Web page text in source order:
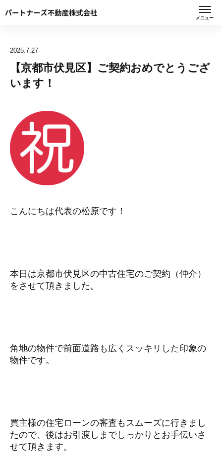
メニュー
2025.7.27
【京都市伏見区】ご契約おめでとうござ
います！
こんにちは代表の松原です！
本日は京都市伏見区の中古住宅のご契約（仲介）
をさせて頂きました。
角地の物件で前面道路も広くスッキリした印象の
物件です。
買主様の住宅ローンの審査もスムーズに行きまし
たので、後はお引渡しまでしっかりとお手伝いさ
せて頂きます。